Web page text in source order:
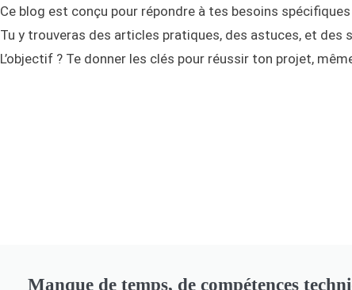
Ce blog est conçu pour répondre à tes besoins
Tu y trouveras des articles pratiques, des astuces, et
L’objectif ? Te donner les clés pour réussir ton projet,
Manque de temps, de compétences